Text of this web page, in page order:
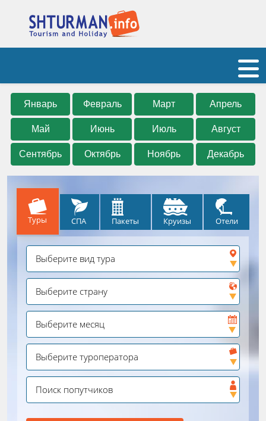
Январь Февраль Март Апрель
Май Июнь Июль Август
Сентябрь Октябрь Ноябрь Декабрь
Туры СПА Пакеты Круизы Отели